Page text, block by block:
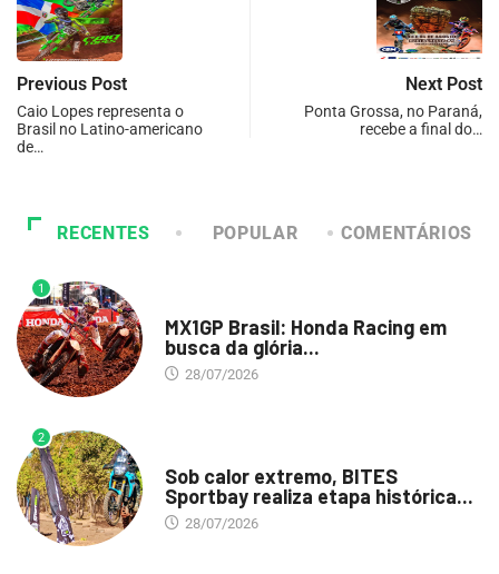
Previous Post
Caio Lopes representa o
Brasil no Latino-americano
de…
Next Post
Ponta Grossa, no Paraná,
recebe a final do…
RECENTES POPULAR COMENTÁRIOS
1
MX1GP Brasil: Honda Racing em
busca da glória...
28/07/2026
2
Sob calor extremo, BITES
Sportbay realiza etapa histórica...
28/07/2026